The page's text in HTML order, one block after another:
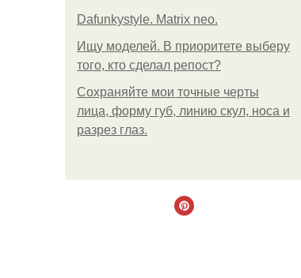
Dafunkystyle. Matrix neo.
Ищу моделей. В приоритете выберу
того, кто сделал репост?
Сохраняйте мои точные черты
лица, форму губ, линию скул, носа и
разрез глаз.